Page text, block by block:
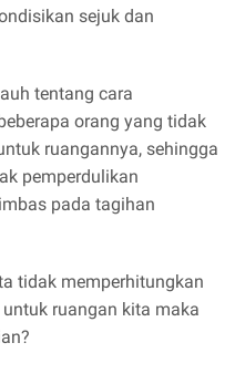
sejuk dan
tentang cara
orang yang tidak
ruangannya, sehingga
pemperdulikan
pada tagihan
tidak memperhitungkan
ruangan kita maka